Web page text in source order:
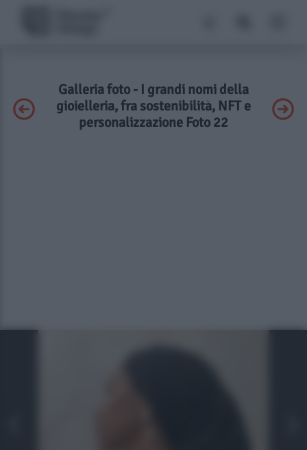
Galleria foto - I grandi nomi della
gioielleria, fra sostenibilità, NFT e
personalizzazione Foto 22